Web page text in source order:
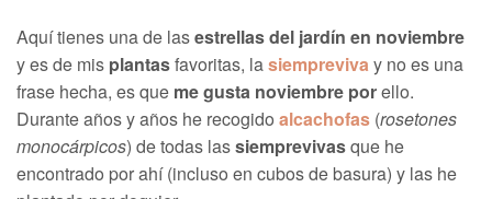
Aquí tienes una de lasestrellas del jardín en noviembre
y es de mis plantasfavoritas, lasiemprevivay no es una
frase hecha, es que me gusta noviembre porello.
Durante años y años he recogido alcachofas (rosetones
monocárpicos) de todas lassiemprevivasque he
encontrado por ahí (incluso en cubos de basura) y las he